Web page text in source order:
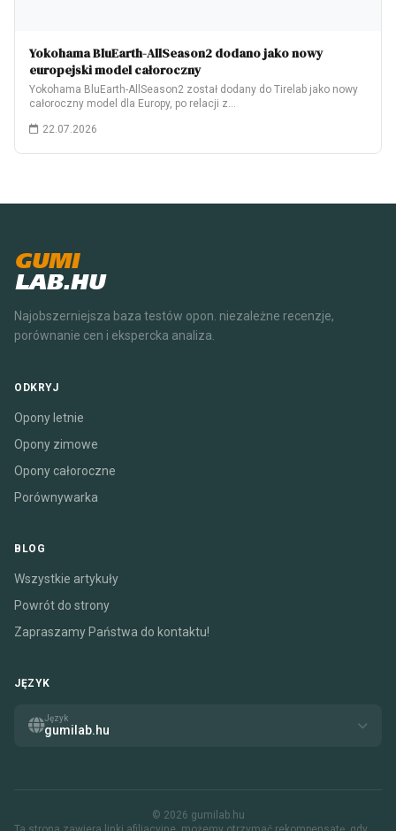
Yokohama BluEarth-AllSeason2 dodano jako nowy
europejski model całoroczny
Yokohama BluEarth-AllSeason2 został dodany do Tirelab jako nowy
całoroczny model dla Europy, po relacji z…
22.07.2026
GUMI
LAB.HU
Najobszerniejsza baza testów opon. niezależne recenzje,
porównanie cen i ekspercka analiza.
ODKRYJ
Opony letnie
Opony zimowe
Opony całoroczne
Porównywarka
BLOG
Wszystkie artykuły
Powrót do strony
Zapraszamy Państwa do kontaktu!
JĘZYK
Język
gumilab.hu
© 2026 gumilab.hu